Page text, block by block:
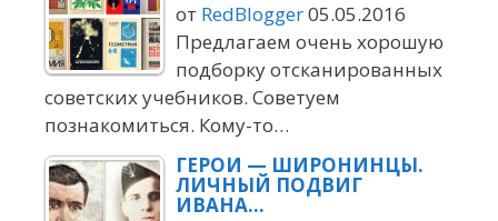
от RedBlogger05.05.2016
Предлагаем очень хорошую
подборку отсканированных
советских учебников. Советуем
познакомиться. Кому-то…
ГЕРОИ — ШИРОНИНЦЫ.
ЛИЧНЫЙ ПОДВИГ
ИВАНА…